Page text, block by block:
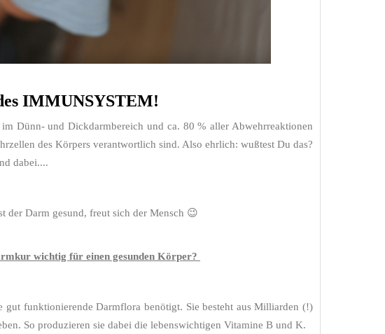
IMMUNSYSTEM!
Dünn- und Dickdarmbereich und ca. 80 % aller Abwehrreaktionen
des Körpers verantwortlich sind. Also ehrlich: wußtest Du das?
dabei....
Darm gesund, freut sich der Mensch 😉
wichtig für einen gesunden Körper?
funktionierende Darmflora benötigt. Sie besteht aus Milliarden (!)
So produzieren sie dabei die lebenswichtigen Vitamine B und K.